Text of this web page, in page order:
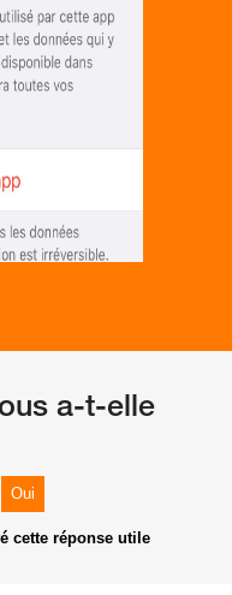
a-t-elle
Oui
cette réponse utile